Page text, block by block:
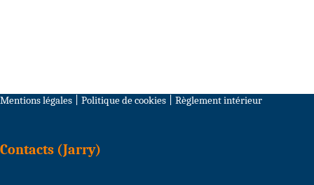
Mentions légales Politique de cookies Règlement intérieur
Contacts (Jarry)